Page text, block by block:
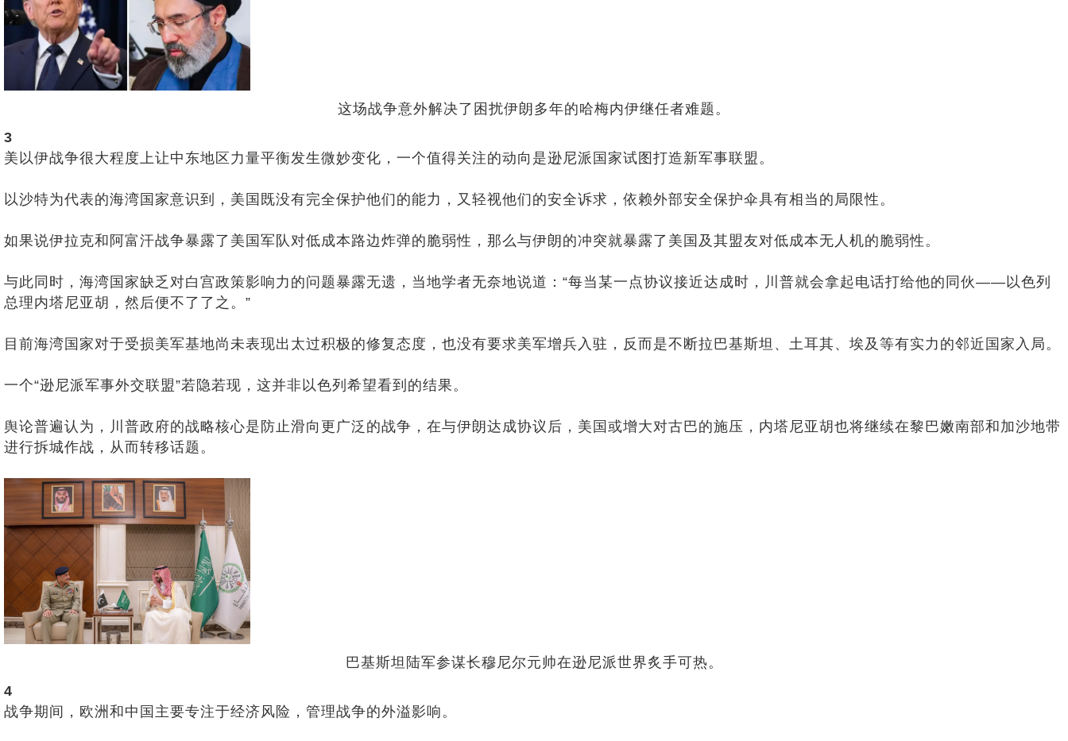
这场战争意外解决了困扰伊朗多年的哈梅内伊继任者难题。
3
美以伊战争很大程度上让中东地区力量平衡发生微妙变化，一个值得关注的动向是逊尼派国家试图打造新军事联盟。
以沙特为代表的海湾国家意识到，美国既没有完全保护他们的能力，又轻视他们的安全诉求，依赖外部安全保护伞具有相当的局限性。
如果说伊拉克和阿富汗战争暴露了美国军队对低成本路边炸弹的脆弱性，那么与伊朗的冲突就暴露了美国及其盟友对低成本无人机的脆弱性。
与此同时，海湾国家缺乏对白宫政策影响力的问题暴露无遗，当地学者无奈地说道：“每当某一点协议接近达成时，川普就会拿起电话打给他的同伙——以色列
总理内塔尼亚胡，然后便不了了之。”
目前海湾国家对于受损美军基地尚未表现出太过积极的修复态度，也没有要求美军增兵入驻，反而是不断拉巴基斯坦、土耳其、埃及等有实力的邻近国家入局。
一个“逊尼派军事外交联盟”若隐若现，这并非以色列希望看到的结果。
舆论普遍认为，川普政府的战略核心是防止滑向更广泛的战争，在与伊朗达成协议后，美国或增大对古巴的施压，内塔尼亚胡也将继续在黎巴嫩南部和加沙地带
进行拆城作战，从而转移话题。
巴基斯坦陆军参谋长穆尼尔元帅在逊尼派世界炙手可热。
4
战争期间，欧洲和中国主要专注于经济风险，管理战争的外溢影响。